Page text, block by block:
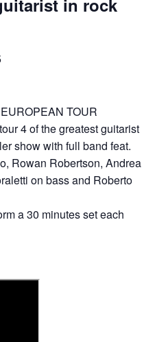
in rock
TOUR
4 of the greatest guitarist
show with full band feat.
Rowan Robertson, Andrea
on bass and Roberto
a 30 minutes set each